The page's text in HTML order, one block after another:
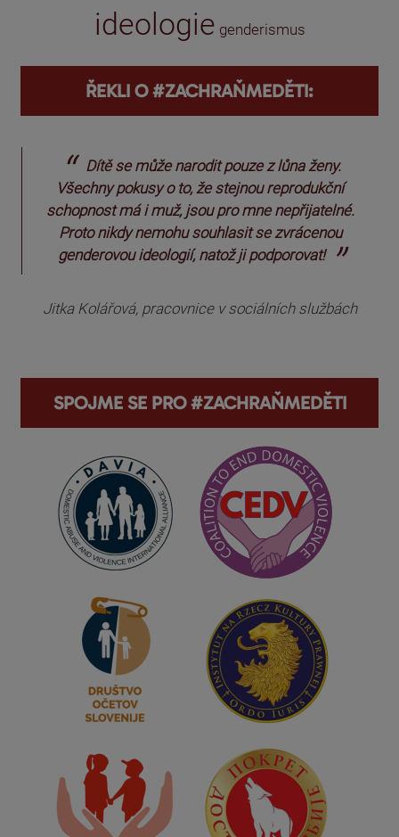
ideologie genderismus
ŘEKLI O #ZACHRAŇMEDĚTI:
Základem funkčnosti rodiny je společné
posezení u stolu, vzájemná podpora, důvěra a
komunikace...
Jiří Hnilička, aktivní důchodce, zahradník
SPOJME SE PRO #ZACHRAŇMEDĚTI